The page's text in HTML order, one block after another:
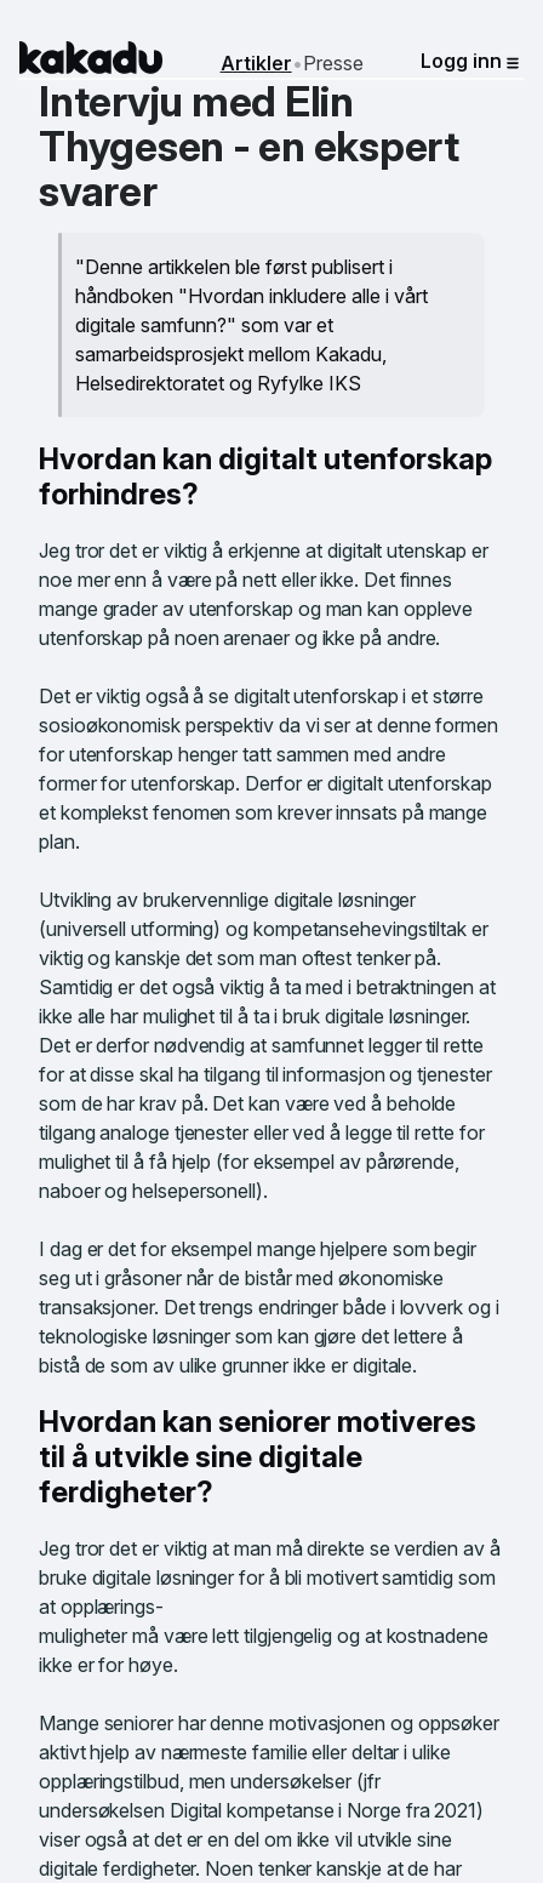
KakaduArtikler•Presse Logg inn
Intervju med Elin
Thygesen - en ekspert
svarer
"Denne artikkelen ble først publisert i
håndboken "Hvordan inkludere alle i vårt
digitale samfunn?" som var et
samarbeidsprosjekt mellom Kakadu,
Helsedirektoratet og Ryfylke IKS
Hvordan kan digitalt utenforskap
forhindres?
Jeg tror det er viktig å erkjenne at digitalt utenskap er
noe mer enn å være på nett eller ikke. Det finnes
mange grader av utenforskap og man kan oppleve
utenforskap på noen arenaer og ikke på andre.
Det er viktig også å se digitalt utenforskap i et større
sosioøkonomisk perspektiv da vi ser at denne formen
for utenforskap henger tatt sammen med andre
former for utenforskap. Derfor er digitalt utenforskap
et komplekst fenomen som krever innsats på mange
plan.
Utvikling av brukervennlige digitale løsninger
(universell utforming) og kompetansehevingstiltak er
viktig og kanskje det som man oftest tenker på.
Samtidig er det også viktig å ta med i betraktningen at
ikke alle har mulighet til å ta i bruk digitale løsninger.
Det er derfor nødvendig at samfunnet legger til rette
for at disse skal ha tilgang til informasjon og tjenester
som de har krav på. Det kan være ved å beholde
tilgang analoge tjenester eller ved å legge til rette for
mulighet til å få hjelp (for eksempel av pårørende,
naboer og helsepersonell).
I dag er det for eksempel mange hjelpere som begir
seg ut i gråsoner når de bistår med økonomiske
transaksjoner. Det trengs endringer både i lovverk og i
teknologiske løsninger som kan gjøre det lettere å
bistå de som av ulike grunner ikke er digitale.
Hvordan kan seniorer motiveres
til å utvikle sine digitale
ferdigheter?
Jeg tror det er viktig at man må direkte se verdien av å
bruke digitale løsninger for å bli motivert samtidig som
at opplærings-
muligheter må være lett tilgjengelig og at kostnadene
ikke er for høye.
Mange seniorer har denne motivasjonen og oppsøker
aktivt hjelp av nærmeste familie eller deltar i ulike
opplæringstilbud, men undersøkelser (jfr
undersøkelsen Digital kompetanse i Norge fra 2021)
viser også at det er en del om ikke vil utvikle sine
digitale ferdigheter. Noen tenker kanskje at de har